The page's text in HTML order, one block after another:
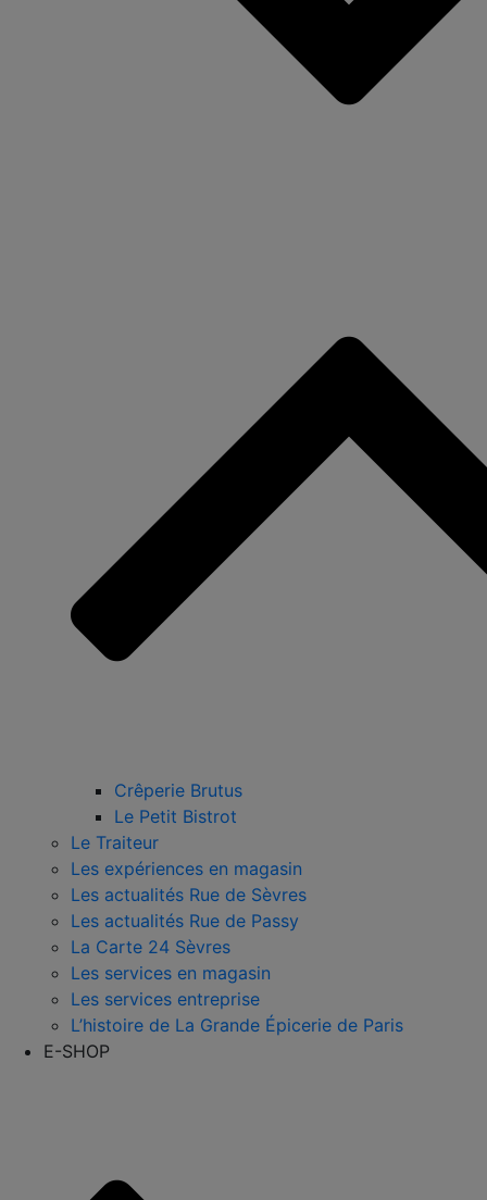
Crêperie Brutus
Le Petit Bistrot
Le Traiteur
Les expériences en magasin
Les actualités Rue de Sèvres
Les actualités Rue de Passy
La Carte 24 Sèvres
Les services en magasin
Les services entreprise
L’histoire de La Grande Épicerie de Paris
E-SHOP